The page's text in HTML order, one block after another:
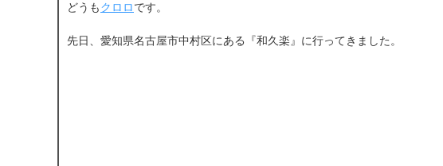
どうもクロロです。
先日、愛知県名古屋市中村区にある『和久楽』に行ってきました。